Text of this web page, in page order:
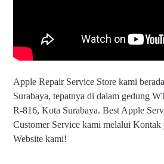
Apple Repair Service Store kami
Surabaya, tepatnya di dalam gedung
R-816, Kota Surabaya. Best Apple
Customer Service kami melalui
Website kami!